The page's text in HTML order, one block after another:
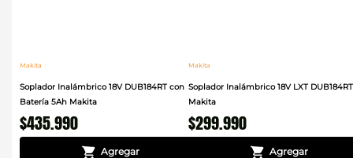
Makita
Soplador Inalámbrico 18V DUB184RT con
Batería 5Ah Makita
$435.990
Makita
Soplador Inalámbrico 18V LXT DUB184RT
Makita
$299.990